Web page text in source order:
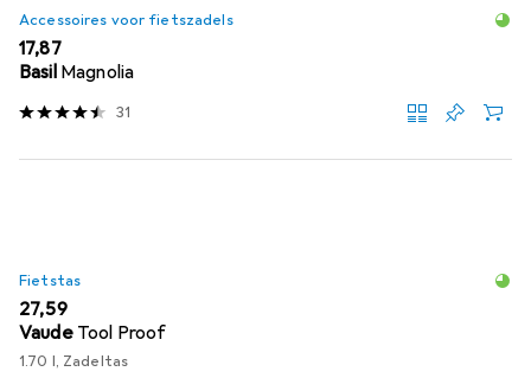
Accessoires voor fietszadels
EUR
17,87
Basil Magnolia
31
Fietstas
EUR
27,59
Vaude Tool Proof
1.70 l, Zadeltas